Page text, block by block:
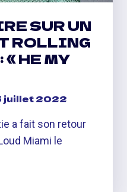
SUR UN
ROLLING
HE MY
juillet 2022
a fait son retour
Miami le